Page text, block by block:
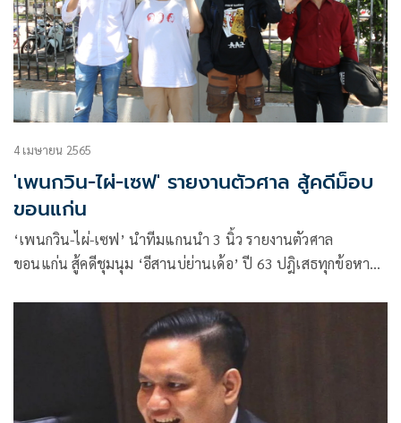
4 เมษายน 2565
'เพนกวิน-ไผ่-เซฟ' รายงานตัวศาล สู้คดีม็อบ
ขอนแก่น
‘เพนกวิน-ไผ่-เซฟ’ นำทีมแกนนำ 3 นิ้ว รายงานตัวศาล
ขอนแก่น สู้คดีชุมนุม ‘อีสานบ่ย่านเด้อ’ ปี 63 ปฎิเสธทุกข้อหา